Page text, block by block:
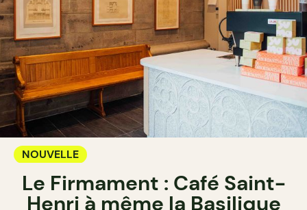
NOUVELLE
Le Firmament : Café Saint-
Henri à même la Basilique